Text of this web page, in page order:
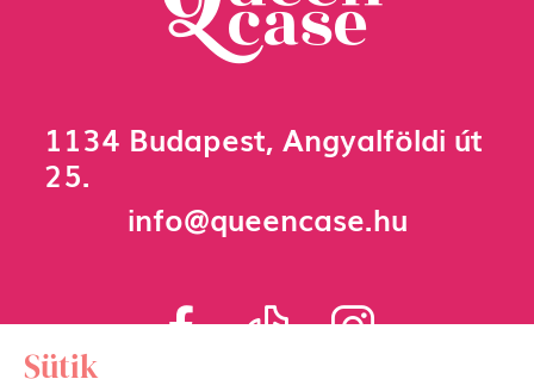
1134 Budapest, Angyalföldi út
25.
info@queencase.hu
Sütik